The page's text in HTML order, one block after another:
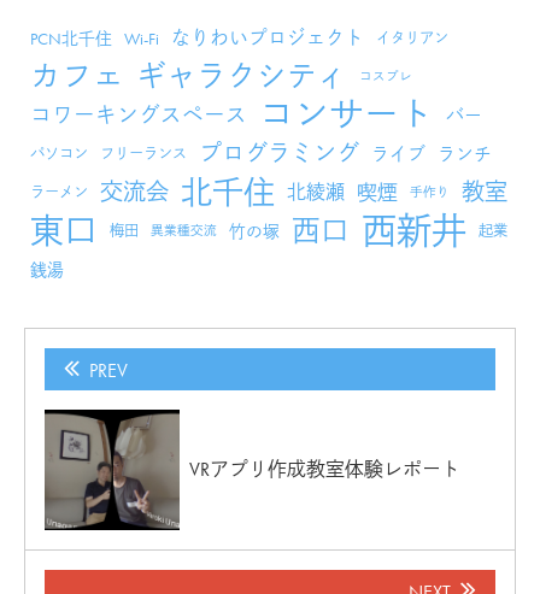
PCN北千住 Wi-Fi なりわいプロジェクト イタリアン
カフェ ギャラクシティ コスプレ
コワーキングスペース コンサート バー
パソコン フリーランス プログラミング ライブ ランチ
ラーメン 交流会 北千住 北綾瀬 喫煙 手作り 教室
東口 梅田 異業種交流 竹の塚 西口 西新井 起業
銭湯
PREV
VRアプリ作成教室体験レポート